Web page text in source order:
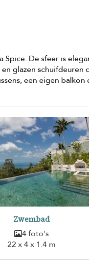
Spice. De sfeer is
glazen schuifdeuren
een eigen balkon
Zwembad
4 foto's
22 x 4 x 1.4 m